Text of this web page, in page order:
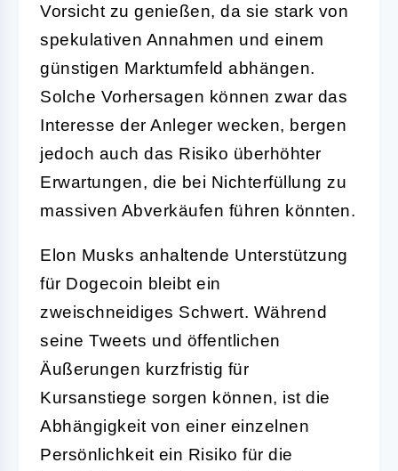
Vorsicht zu genießen, da sie stark von
spekulativen Annahmen und einem
günstigen Marktumfeld abhängen.
Solche Vorhersagen können zwar das
Interesse der Anleger wecken, bergen
jedoch auch das Risiko überhöhter
Erwartungen, die bei Nichterfüllung zu
massiven Abverkäufen führen könnten.
Elon Musks anhaltende Unterstützung
für Dogecoin bleibt ein
zweischneidiges Schwert. Während
seine Tweets und öffentlichen
Äußerungen kurzfristig für
Kursanstiege sorgen können, ist die
Abhängigkeit von einer einzelnen
Persönlichkeit ein Risiko für die